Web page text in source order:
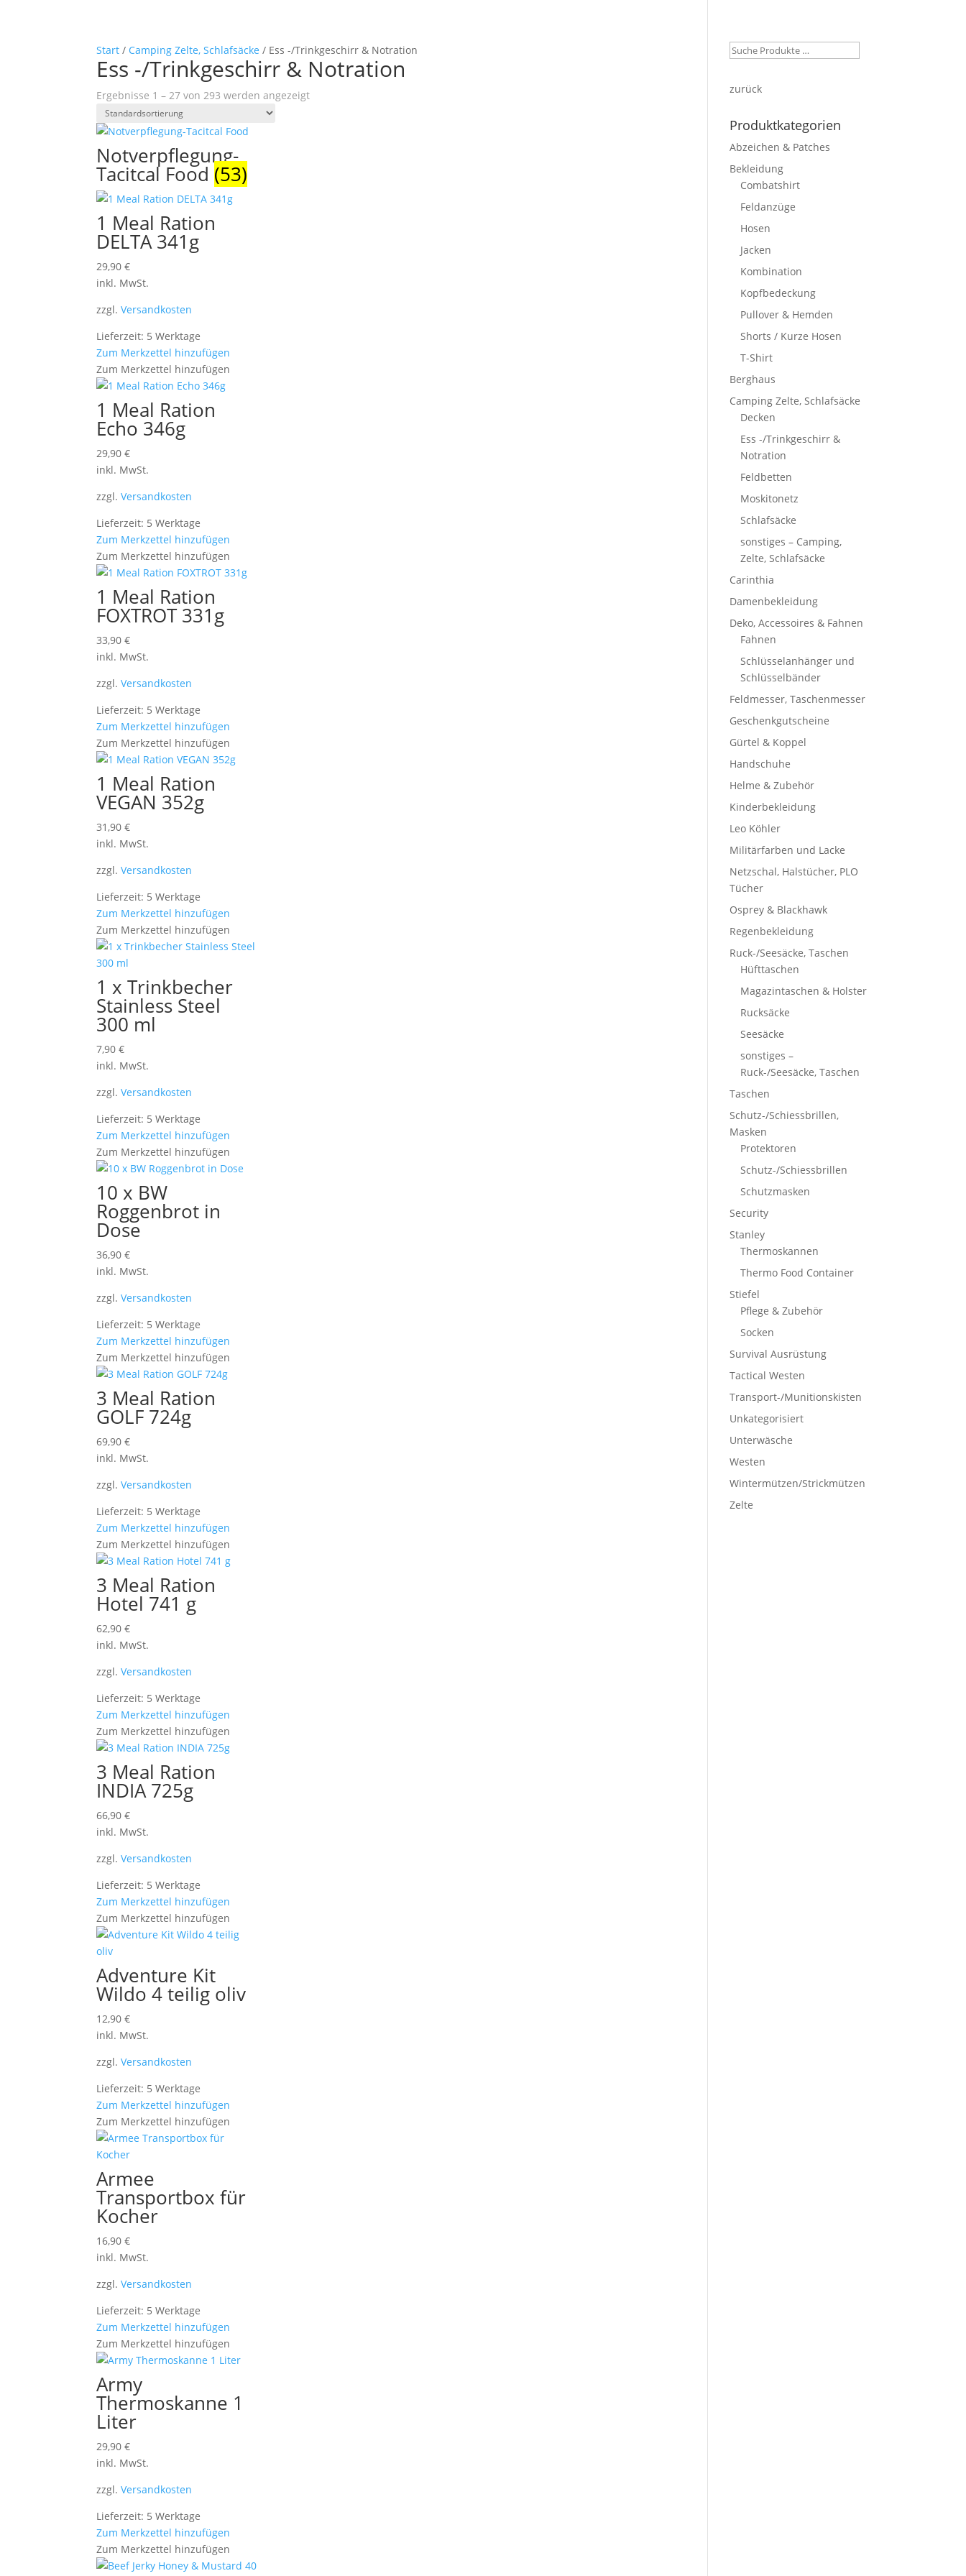
Start / Camping Zelte, Schlafsäcke / Ess -/Trinkgeschirr & Notration
Ess -/Trinkgeschirr & Notration
Ergebnisse 1 – 27 von 293 werden angezeigt
Notverpflegung-
Tacitcal Food (53)
1 Meal Ration
DELTA 341g
29,90€
inkl. MwSt.
zzgl.Versandkosten
Lieferzeit: 5 Werktage
Zum Merkzettel hinzufügen
Zum Merkzettel hinzufügen
1 Meal Ration
Echo 346g
29,90€
inkl. MwSt.
zzgl.Versandkosten
Lieferzeit: 5 Werktage
Zum Merkzettel hinzufügen
Zum Merkzettel hinzufügen
1 Meal Ration
FOXTROT 331g
33,90€
inkl. MwSt.
zzgl.Versandkosten
Lieferzeit: 5 Werktage
Zum Merkzettel hinzufügen
Zum Merkzettel hinzufügen
1 Meal Ration
VEGAN 352g
31,90€
inkl. MwSt.
zzgl.Versandkosten
Lieferzeit: 5 Werktage
Zum Merkzettel hinzufügen
Zum Merkzettel hinzufügen
1 x Trinkbecher
Stainless Steel
300 ml
7,90€
inkl. MwSt.
zzgl.Versandkosten
Lieferzeit: 5 Werktage
Zum Merkzettel hinzufügen
Zum Merkzettel hinzufügen
10 x BW
Roggenbrot in
Dose
36,90€
inkl. MwSt.
zzgl.Versandkosten
Lieferzeit: 5 Werktage
Zum Merkzettel hinzufügen
Zum Merkzettel hinzufügen
3 Meal Ration
GOLF 724g
69,90€
inkl. MwSt.
zzgl.Versandkosten
Lieferzeit: 5 Werktage
Zum Merkzettel hinzufügen
Zum Merkzettel hinzufügen
3 Meal Ration
Hotel 741 g
62,90€
inkl. MwSt.
zzgl.Versandkosten
Lieferzeit: 5 Werktage
Zum Merkzettel hinzufügen
Zum Merkzettel hinzufügen
3 Meal Ration
INDIA 725g
66,90€
inkl. MwSt.
zzgl.Versandkosten
Lieferzeit: 5 Werktage
Zum Merkzettel hinzufügen
Zum Merkzettel hinzufügen
Adventure Kit
Wildo 4 teilig oliv
12,90€
inkl. MwSt.
zzgl.Versandkosten
Lieferzeit: 5 Werktage
Zum Merkzettel hinzufügen
Zum Merkzettel hinzufügen
Armee
Transportbox für
Kocher
16,90€
inkl. MwSt.
zzgl.Versandkosten
Lieferzeit: 5 Werktage
Zum Merkzettel hinzufügen
Zum Merkzettel hinzufügen
Army
Thermoskanne 1
Liter
29,90€
inkl. MwSt.
zzgl.Versandkosten
Lieferzeit: 5 Werktage
Zum Merkzettel hinzufügen
Zum Merkzettel hinzufügen
zurück
Produktkategorien
Abzeichen & Patches
Bekleidung
Combatshirt
Feldanzüge
Hosen
Jacken
Kombination
Kopfbedeckung
Pullover & Hemden
Shorts / Kurze Hosen
T-Shirt
Berghaus
Camping Zelte, Schlafsäcke
Decken
Ess -/Trinkgeschirr &
Notration
Feldbetten
Moskitonetz
Schlafsäcke
sonstiges – Camping,
Zelte, Schlafsäcke
Carinthia
Damenbekleidung
Deko, Accessoires & Fahnen
Fahnen
Schlüsselanhänger und
Schlüsselbänder
Feldmesser, Taschenmesser
Geschenkgutscheine
Gürtel & Koppel
Handschuhe
Helme & Zubehör
Kinderbekleidung
Leo Köhler
Militärfarben und Lacke
Netzschal, Halstücher, PLO
Tücher
Osprey & Blackhawk
Regenbekleidung
Ruck-/Seesäcke, Taschen
Hüfttaschen
Magazintaschen & Holster
Rucksäcke
Seesäcke
sonstiges –
Ruck-/Seesäcke, Taschen
Taschen
Schutz-/Schiessbrillen,
Masken
Protektoren
Schutz-/Schiessbrillen
Schutzmasken
Security
Stanley
Thermoskannen
Thermo Food Container
Stiefel
Pflege & Zubehör
Socken
Survival Ausrüstung
Tactical Westen
Transport-/Munitionskisten
Unkategorisiert
Unterwäsche
Westen
Wintermützen/Strickmützen
Zelte